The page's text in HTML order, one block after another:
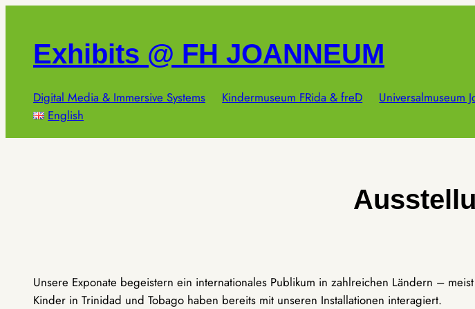
springenExhibits @ FH JOANNEUM
Digital Media & Immersive Systems Kindermuseum FRida & freD Universalmuseum
English
Unsere Exponate begeistern ein internationales Publikum in zahlreichen Ländern –
Kinder in Trinidad und Tobago haben bereits mit unseren Installationen interagiert.